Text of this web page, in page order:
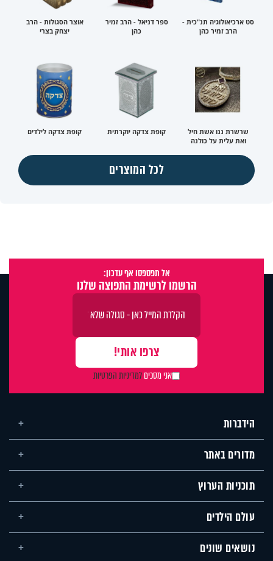
סט ארכיאולוגיה תנ"כית -
הרב זמיר כהן
ספר דניאל - הרב זמיר
כהן
אוצר הסגולות - הרב
יצחק בצרי
שרשרת ננו אשת חיל
ואת עלית על כולנה
קופת צדקה יוקרתית קופת צדקה לילדים
לכל המוצרים
אל תפספסו אף עדכון:
הרשמו לרשימת התפוצה שלנו
אני מסכיםלמדיניות הפרטיות
הידברות
מדורים באתר
תוכניות הערוץ
עולם הילדים
נושאים שונים